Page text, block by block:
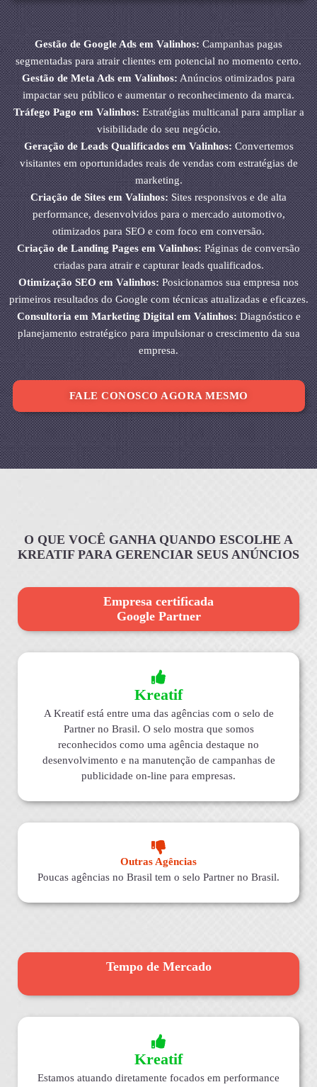
Gestão de Google Ads em Valinhos:Campanhas pagas
segmentadas para atrair clientes em potencial no momento certo.
Gestão de Meta Ads em Valinhos:Anúncios otimizados para
impactar seu público e aumentar o reconhecimento da marca.
Tráfego Pago em Valinhos:Estratégias multicanal para ampliar a
visibilidade do seu negócio.
Geração de Leads Qualificados em Valinhos:Convertemos
visitantes em oportunidades reais de vendas com estratégias de
marketing.
Criação de Sites em Valinhos:Sites responsivos e de alta
performance, desenvolvidos para o mercado automotivo,
otimizados para SEO e com foco em conversão.
Criação de Landing Pages em Valinhos:Páginas de conversão
criadas para atrair e capturar leads qualificados.
Otimização SEO em Valinhos:Posicionamos sua empresa nos
primeiros resultados do Google com técnicas atualizadas e eficazes.
Consultoria em Marketing Digital em Valinhos:Diagnóstico e
planejamento estratégico para impulsionar o crescimento da sua
empresa.
FALE CONOSCO AGORA MESMO
O QUE VOCÊ GANHA QUANDO ESCOLHE A
KREATIF PARA GERENCIAR SEUS ANÚNCIOS
Empresa certificada
Google Partner
Kreatif
A Kreatif está entre uma das agências com o selo de
Partner no Brasil. O selo mostra que somos
reconhecidos como uma agência destaque no
desenvolvimento e na manutenção de campanhas de
publicidade on-line para empresas.
Outras Agências
Poucas agências no Brasil tem o selo Partner no Brasil.
Tempo de Mercado
Kreatif
Estamos atuando diretamente focados em performance